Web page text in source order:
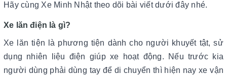
Hãy cùng Xe Minh Nhật theo dõi bài viết dưới đây nhé.
Xe lăn điện là gì?
Xe lăn tiện là phương tiện dành cho người khuyết tật, sử
dụng nhiên liệu điện giúp xe hoạt động. Nếu trước kia
người dùng phải dùng tay để di chuyển thì hiện nay xe vận